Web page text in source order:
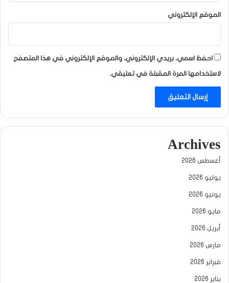
الموقع الإلكتروني
احفظ اسمي، بريدي الإلكتروني، والموقع الإلكتروني في هذا المتصفح
لاستخدامها المرة المقبلة في تعليقي.
Archives
أغسطس 2026
يوليو 2026
يونيو 2026
مايو 2026
أبريل 2026
مارس 2026
فبراير 2026
يناير 2026